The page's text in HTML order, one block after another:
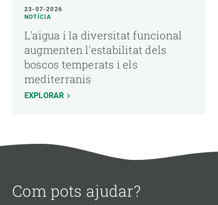
23-07-2026
NOTÍCIA
L'aigua i la diversitat funcional
augmenten l'estabilitat dels
boscos temperats i els
mediterranis
EXPLORAR
Com pots ajudar?